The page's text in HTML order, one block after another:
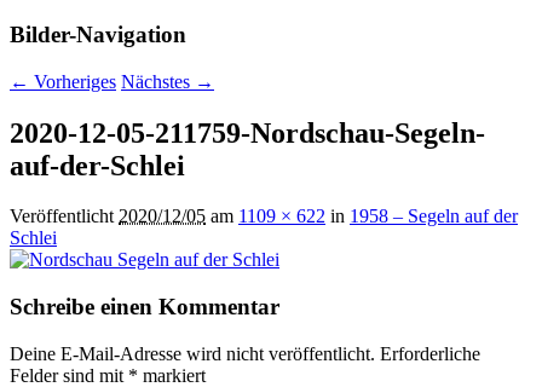
Bilder-Navigation
← Vorheriges Nächstes →
2020-12-05-211759-Nordschau-Segeln-
auf-der-Schlei
Veröffentlicht2020/12/05 am 1109 × 622 in 1958 – Segeln auf der
Schlei
Schreibe einen Kommentar
Deine E-Mail-Adresse wird nicht veröffentlicht. Erforderliche
Felder sind mit * markiert